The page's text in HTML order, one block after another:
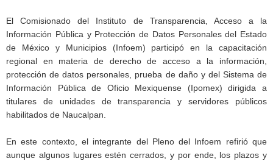
El Comisionado del Instituto de Transparencia, Acceso a la
Información Pública y Protección de Datos Personales del Estado
de México y Municipios (Infoem) participó en la capacitación
regional en materia de derecho de acceso a la información,
protección de datos personales, prueba de daño y del Sistema de
Información Pública de Oficio Mexiquense (Ipomex) dirigida a
titulares de unidades de transparencia y servidores públicos
habilitados de Naucalpan.
En este contexto, el integrante del Pleno del Infoem refirió que
aunque algunos lugares estén cerrados, y por ende, los plazos y